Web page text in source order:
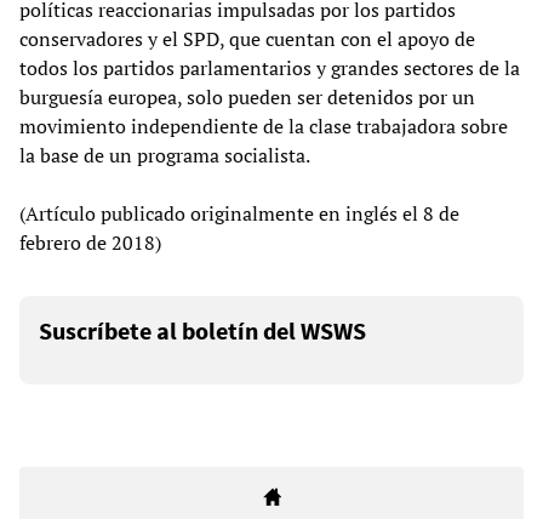
políticas reaccionarias impulsadas por los partidos
conservadores y el SPD, que cuentan con el apoyo de
todos los partidos parlamentarios y grandes sectores de la
burguesía europea, solo pueden ser detenidos por un
movimiento independiente de la clase trabajadora sobre
la base de un programa socialista.
(Artículo publicado originalmente en inglés el 8 de
febrero de 2018)
Suscríbete al boletín del WSWS